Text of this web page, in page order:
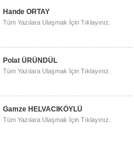
Hande ORTAY
Tüm Yazılara Ulaşmak İçin Tıklayınız.
Polat ÜRÜNDÜL
Tüm Yazılara Ulaşmak İçin Tıklayınız.
Gamze HELVACIKÖYLÜ
Tüm Yazılara Ulaşmak İçin Tıklayınız.